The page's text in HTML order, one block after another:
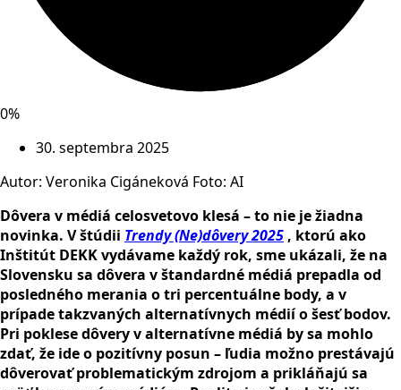
0%
30. septembra 2025
Autor: Veronika Cigáneková Foto: AI
Dôvera v médiá celosvetovo klesá – to nie je žiadna
novinka. V štúdii Trendy (Ne)dôvery 2025 , ktorú ako
Inštitút DEKK vydávame každý rok, sme ukázali, že na
Slovensku sa dôvera v štandardné médiá prepadla od
posledného merania o tri percentuálne body, a v
prípade takzvaných alternatívnych médií o šesť bodov.
Pri poklese dôvery v alternatívne médiá by sa mohlo
zdať, že ide o pozitívny posun – ľudia možno prestávajú
dôverovať problematickým zdrojom a prikláňajú sa